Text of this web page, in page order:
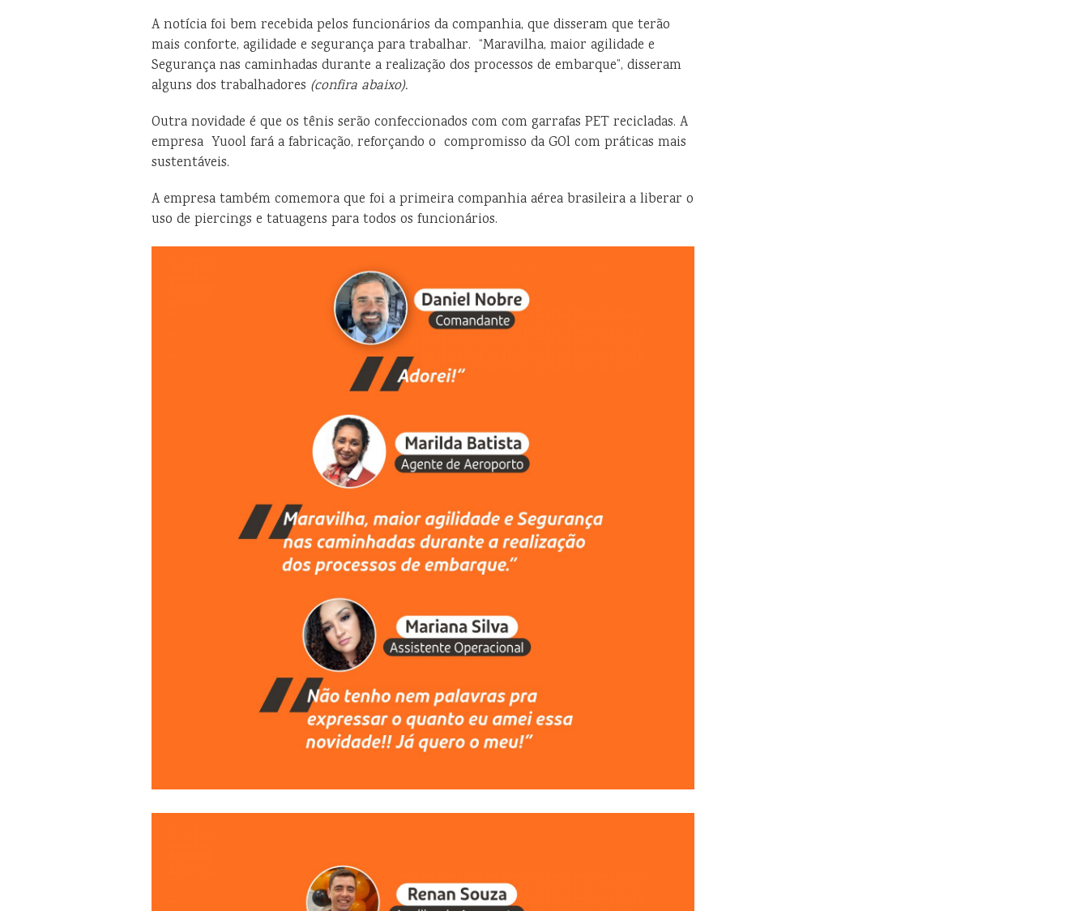
A notícia foi bem recebida pelos funcionários da companhia, que disseram que terão
mais conforte, agilidade e segurança para trabalhar. “Maravilha, maior agilidade e
Segurança nas caminhadas durante a realização dos processos de embarque”, disseram
alguns dos trabalhadores (confira abaixo).
Outra novidade é que os tênis serão confeccionados com com garrafas PET recicladas. A
empresa Yuool fará a fabricação, reforçando o compromisso da GOl com práticas mais
sustentáveis.
A empresa também comemora que foi a primeira companhia aérea brasileira a liberar o
uso de piercings e tatuagens para todos os funcionários.